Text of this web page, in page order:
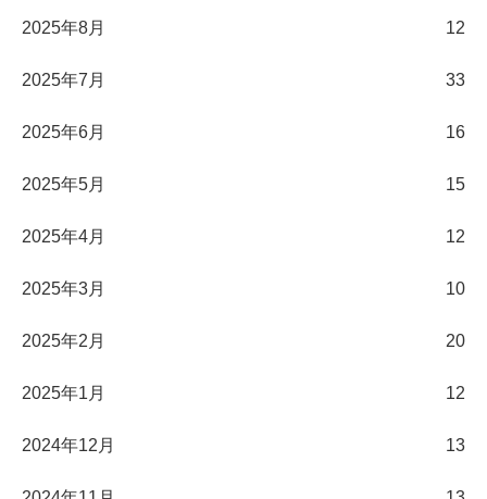
2025年8月 12
2025年7月 33
2025年6月 16
2025年5月 15
2025年4月 12
2025年3月 10
2025年2月 20
2025年1月 12
2024年12月 13